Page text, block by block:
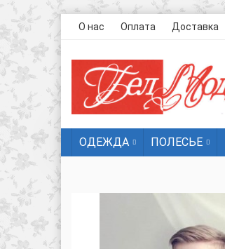
О нас Оплата Доставка
ОДЕЖДА ПОЛЕСЬЕ